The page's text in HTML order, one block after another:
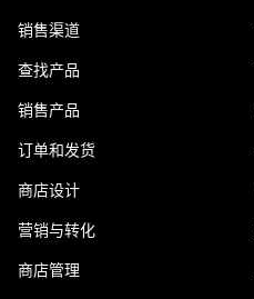
销售渠道
查找产品
销售产品
订单和发货
商店设计
营销与转化
商店管理